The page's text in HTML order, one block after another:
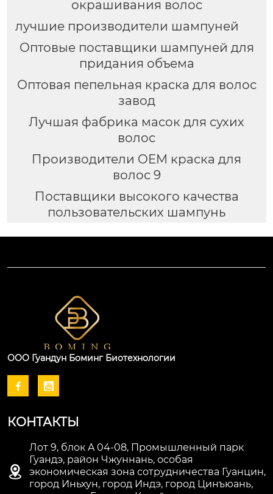
окрашивания волос
лучшие производители шампуней
Оптовые поставщики шампуней для
придания объема
Оптовая пепельная краска для волос
завод
Лучшая фабрика масок для сухих
волос
Производители OEM краска для
волос 9
Поставщики высокого качества
пользовательских шампунь
ООО Гуандун Боминг Биотехнологии
 
КОНТАКТЫ

Лот 9, блок A 04-08, Промышленный парк
Гуандэ, район Чжуннань, особая
экономическая зона сотрудничества Гуанцин,
город Иньхун, город Индэ, город Цинъюань,